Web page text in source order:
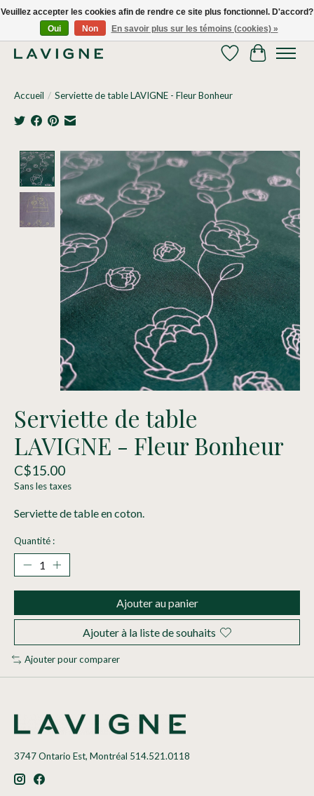
Nous livrons tous les jours dans le Grand Montréal! 514.521.0118
Liste de souhaits
Panier
Accueil / Serviette de table LAVIGNE - Fleur Bonheur
Product image slideshow Items
Serviette de table
LAVIGNE - Fleur Bonheur
C$15.00
Sans les taxes
Serviette de table en coton.
Quantité :
Ajouter au panier
Ajouter à la liste de souhaits
Ajouter pour comparer
3747 Ontario Est, Montréal 514.521.0118
Veuillez accepter les cookies afin de rendre ce site plus fonctionnel. D'accord?
Oui
Non En savoir plus sur les témoins (cookies) »